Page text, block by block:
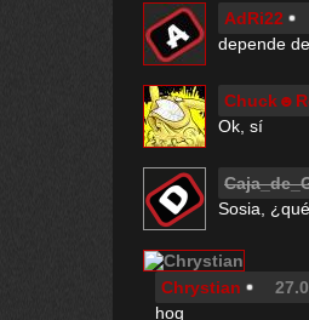
AdRi22
depende
Ok, sí
Sosia,
Chrystian
hoq